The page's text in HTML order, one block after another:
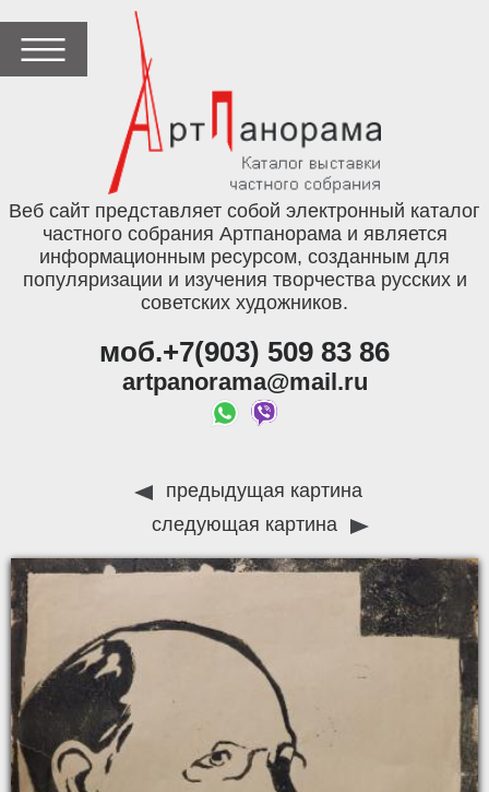
Веб сайт представляет собой электронный каталог
частного собрания Артпанорама и является
информационным ресурсом, созданным для
популяризации и изучения творчества русских и
советских художников.
моб.+7(903) 509 83 86
artpanorama@mail.ru
предыдущая картина
следующая картина